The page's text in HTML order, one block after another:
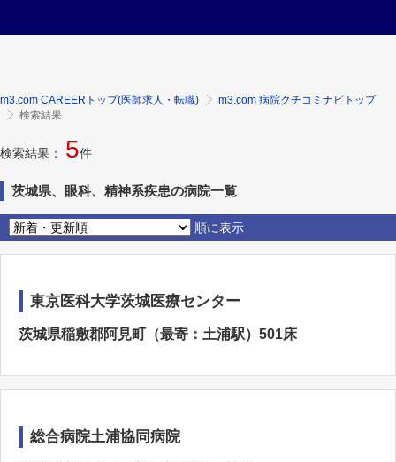
m3.com CAREERトップ(医師求人・転職)
m3.com 病院クチコミナビトップ
検索結果
検索結果： 5件
茨城県、眼科、精神系疾患の病院一覧
順に表示
東京医科大学茨城医療センター
茨城県稲敷郡阿見町（最寄：土浦駅）501床
総合病院土浦協同病院